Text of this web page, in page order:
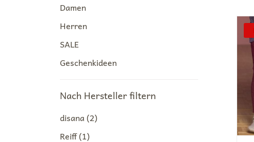
Damen
Herren
SALE
Geschenkideen
Nach Hersteller filtern
disana (2)
Reiff(1)